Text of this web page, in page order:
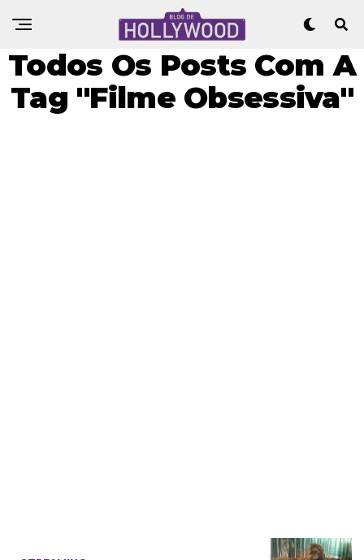
Todos Os Posts Com A
Tag "Filme Obsessiva"